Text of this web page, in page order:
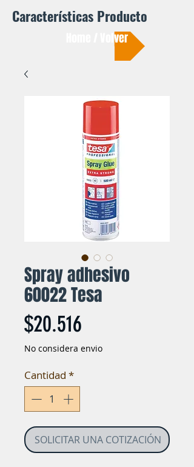
Características Producto
Home / Volver
Spray adhesivo
60022 Tesa
$20.516
No considera envio
Cantidad *
SOLICITAR UNA COTIZACIÓN